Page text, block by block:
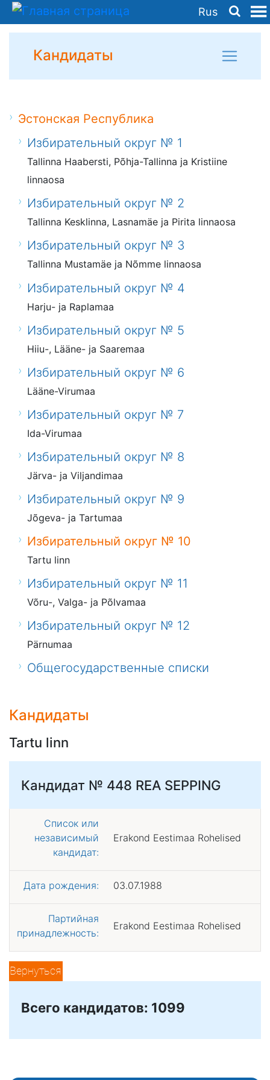
Rus
Кандидаты
Эстонская Республика
Избирательный округ № 1
Tallinna Haabersti, Põhja-Tallinna ja Kristiine
linnaosa
Избирательный округ № 2
Tallinna Kesklinna, Lasnamäe ja Pirita linnaosa
Избирательный округ № 3
Tallinna Mustamäe ja Nõmme linnaosa
Избирательный округ № 4
Harju- ja Raplamaa
Избирательный округ № 5
Hiiu-, Lääne- ja Saaremaa
Избирательный округ № 6
Lääne-Virumaa
Избирательный округ № 7
Ida-Virumaa
Избирательный округ № 8
Järva- ja Viljandimaa
Избирательный округ № 9
Jõgeva- ja Tartumaa
Избирательный округ № 10
Tartu linn
Избирательный округ № 11
Võru-, Valga- ja Põlvamaa
Избирательный округ № 12
Pärnumaa
Общегосударственные списки
Кандидаты
Tartu linn
Кандидат № 448 REA SEPPING
Список или
независимый
кандидат:
Erakond Eestimaa Rohelised
Дата рождения: 03.07.1988
Партийная
принадлежность:
Erakond Eestimaa Rohelised
Вернуться
Всего кандидатов: 1099